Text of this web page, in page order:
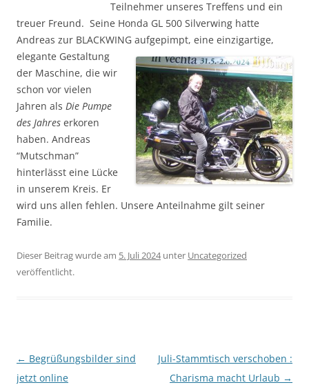
Teilnehmer unseres Treffens und ein
treuer Freund. Seine Honda GL 500 Silverwing hatte
Andreas zur BLACKWING aufgepimpt, eine einzigartige,
elegante Gestaltung
der Maschine, die wir
schon vor vielen
Jahren als Die Pumpe
des Jahres erkoren
haben. Andreas
“Mutschman”
hinterlässt eine Lücke
in unserem Kreis. Er
wird uns allen fehlen. Unsere Anteilnahme gilt seiner
Familie.
Dieser Beitrag wurde am 5. Juli 2024unter Uncategorized
veröffentlicht.
Beitragsnavigation
← Begrüßungsbilder sind
jetzt online
Juli-Stammtisch verschoben :
Charisma macht Urlaub →